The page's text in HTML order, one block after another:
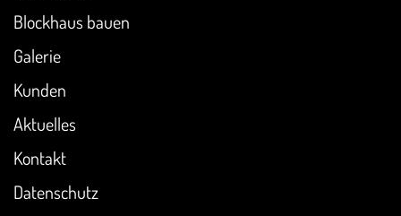
Blockhaus bauen
Galerie
Kunden
Aktuelles
Kontakt
Datenschutz